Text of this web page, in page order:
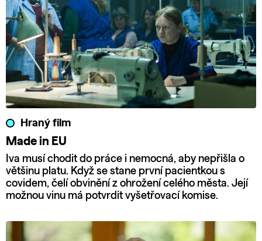
Hraný film
Made in EU
Iva musí chodit do práce i nemocná, aby nepřišla o
většinu platu. Když se stane první pacientkou s
covidem, čelí obvinění z ohrožení celého města. Její
možnou vinu má potvrdit vyšetřovací komise.